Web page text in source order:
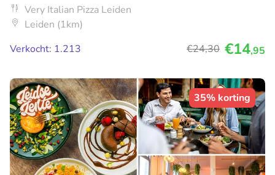
Very Italian Pizza Leiden
Leiden (1km)
Verkocht: 1.213
€24,30 €14,95
35% korting